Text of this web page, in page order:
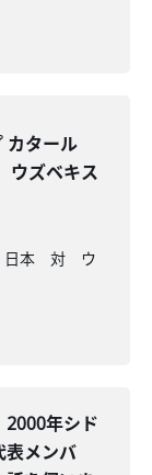
カタール
ズベキス
日本 対 ウ
2000年シド
表メンバ